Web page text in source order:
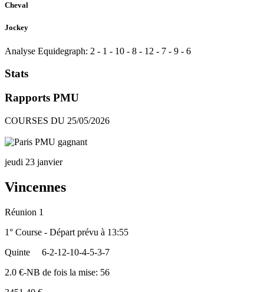
Cheval
Jockey
Analyse Equidegraph: 2 - 1 - 10 - 8 - 12 - 7 - 9 - 6
Stats
Rapports PMU
COURSES DU 25/05/2026
jeudi 23 janvier
Vincennes
Réunion 1
1° Course - Départ prévu à 13:55
Quinte
6-2-12-10-4-5-3-7
2.0 €-NB de fois la mise: 56